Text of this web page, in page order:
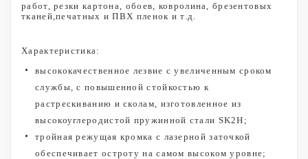
работ, резки картона, обоев, ковролина, брезентовых
тканей,печатных и ПВХ пленок и т.д.
Характеристика:
высококачественное лезвие с увеличенным сроком
службы, с повышенной стойкостью к
растрескиванию и сколам, изготовленное из
высокоуглеродистой пружинной стали SK2H;
тройная режущая кромка с лазерной заточкой
обеспечивает остроту на самом высоком уровне;